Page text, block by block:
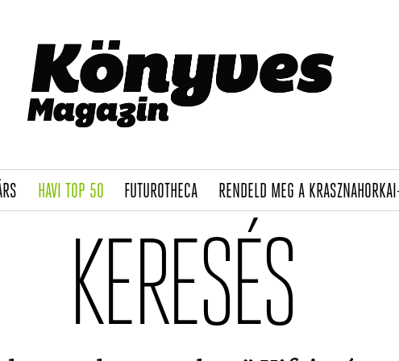
(CURRENT)
HAVI TOP 50(CURRENT)
FUTUROTHECA(CURRENT)
RENDELD MEG A
KERESÉS